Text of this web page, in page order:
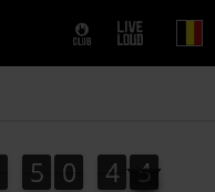
5
5 0
0 4
4 3
4
3
5
4